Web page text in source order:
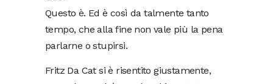
Questo è. Ed è così da talmente tanto
tempo, che alla fine non vale più la pena
parlarne o stupirsi.
Fritz Da Cat si è risentito giustamente,